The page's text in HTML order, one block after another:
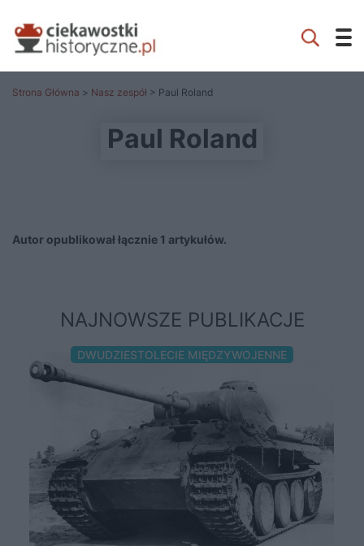
Strona Główna > Nasz zespół > Paul Roland
Paul Roland
Autor opublikował łącznie 1 artykułów.
NAJNOWSZE PUBLIKACJE
DWUDZIESTOLECIE MIĘDZYWOJENNE